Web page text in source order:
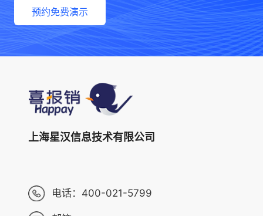
预约免费演示
上海星汉信息技术有限公司
电话： 400-021-5799